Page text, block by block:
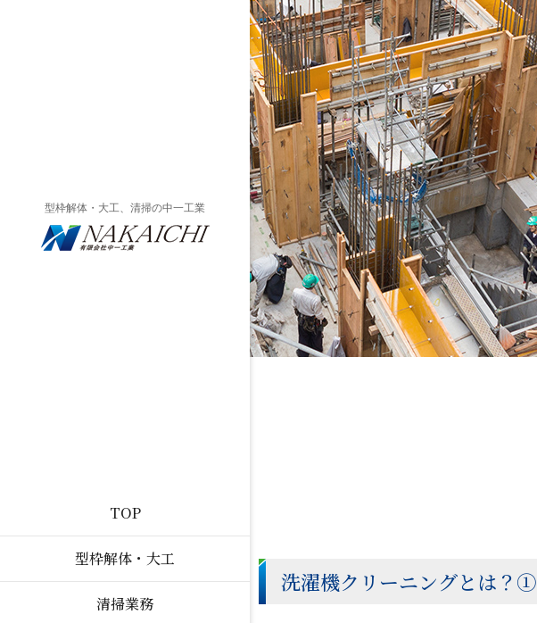
型枠解体・大工、清掃の中一工業
TOP
型枠解体・大工
清掃業務
洗濯機クリーニングとは？➀